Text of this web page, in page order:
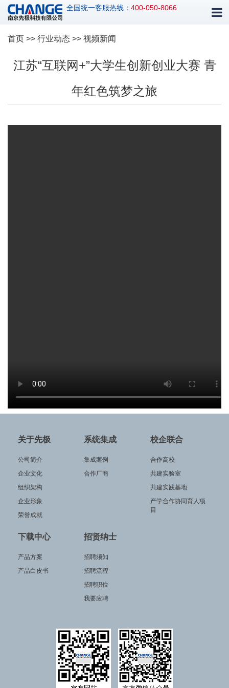
全国统一客服热线： 400-050-8066
首页 >> 行业动态 >> 视频新闻
江苏“互联网+”大学生创新创业大赛 青
年红色筑梦之旅
关于先极
公司简介
企业文化
组织架构
企业形象
荣誉成就
系统集成
集成案例
合作厂商
校企联合
合作高校
共建实验室
共建实践基地
产学合作协同育人项
目
下载中心
产品方案
产品白皮书
招贤纳士
招聘须知
招聘流程
招聘职位
我要应聘